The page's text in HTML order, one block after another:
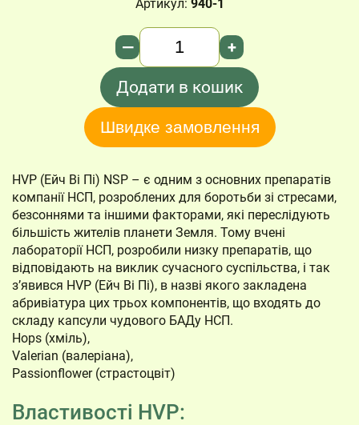
Артикул: 940-1
Кількість
— +
Додати в кошик
Швидке замовлення
HVP (Ейч Ві Пі) NSP – є одним з основних препаратів
компанії НСП, розроблених для боротьби зі стресами,
безсоннями та іншими факторами, які переслідують
більшість жителів планети Земля. Тому вчені
лабораторії НСП, розробили низку препаратів, що
відповідають на виклик сучасного суспільства, і так
з’явився HVP (Ейч Ві Пі), в назві якого закладена
абривіатура цих трьох компонентів, що входять до
складу капсули чудового БАДу НСП.
Hops (хміль),
Valerian (валеріана),
Passionflower (страстоцвіт)
Властивості HVP: